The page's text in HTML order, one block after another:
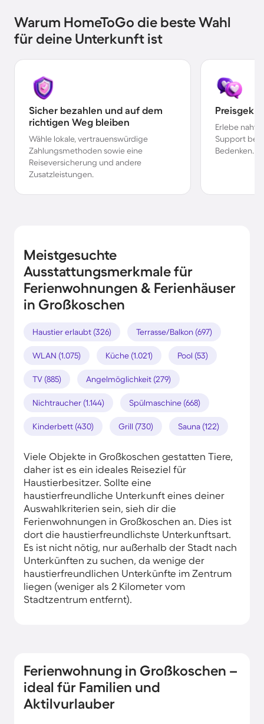
Warum HomeToGo die beste Wahl
für deine Unterkunft ist
Sicher bezahlen und auf dem
richtigen Weg bleiben
Wähle lokale, vertrauenswürdige
Zahlungsmethoden sowie eine
Reiseversicherung und andere
Zusatzleistungen.
Erlebe
Support bei
Bedenken.
Meistgesuchte
Ausstattungsmerkmale für
Ferienwohnungen & Ferienhäuser
in Großkoschen
Haustier erlaubt (326) Terrasse/Balkon (697)
WLAN (1.075) Küche (1.021) Pool (53)
TV (885) Angelmöglichkeit (279)
Nichtraucher (1.144) Spülmaschine (668)
Kinderbett (430) Grill (730) Sauna (122)
Viele Objekte in Großkoschen gestatten Tiere,
daher ist es ein ideales Reiseziel für
Haustierbesitzer. Sollte eine
haustierfreundliche Unterkunft eines deiner
Auswahlkriterien sein, sieh dir die
Ferienwohnungen in Großkoschen an. Dies ist
dort die haustierfreundlichste Unterkunftsart.
Es ist nicht nötig, nur außerhalb der Stadt nach
Unterkünften zu suchen, da wenige der
haustierfreundlichen Unterkünfte im Zentrum
liegen (weniger als 2 Kilometer vom
Stadtzentrum entfernt).
Ferienwohnung in Großkoschen –
ideal für Familien und
Aktilvurlauber